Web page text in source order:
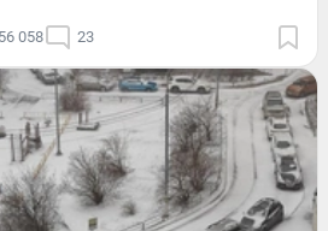
56 058 23